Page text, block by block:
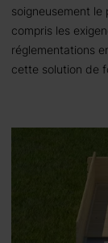
soigneusement
compris les
réglementations
cette solution de